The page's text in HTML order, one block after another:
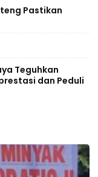
Pastikan
Teguhkan
dan Peduli